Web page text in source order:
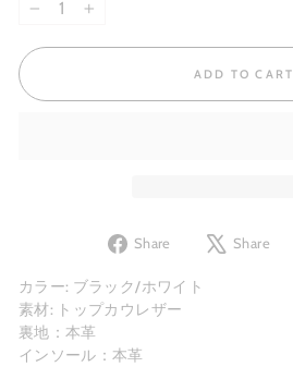
ADD TO CART
Share
Share
Facebook
Share
カラー: ブラック/ホワイト
素材: トップカウレザー
裏地：本革
インソール：本革